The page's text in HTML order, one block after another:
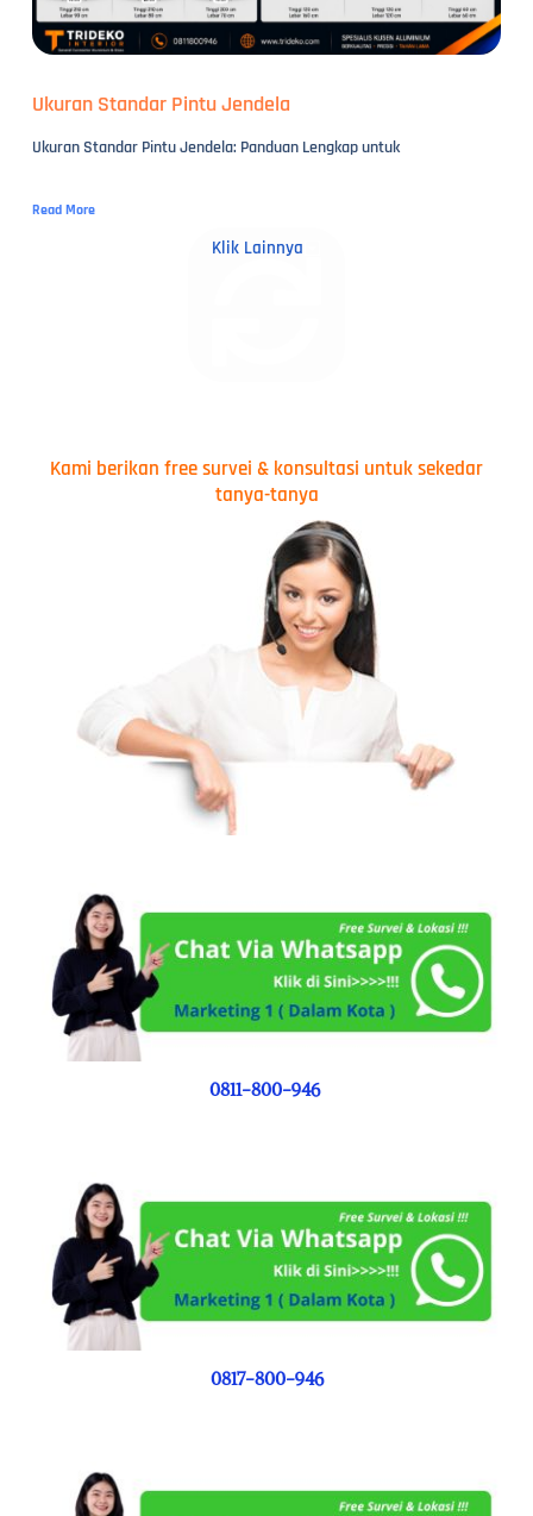
Ukuran Standar Pintu Jendela
Ukuran Standar Pintu Jendela: Panduan Lengkap untuk
Read More
Klik Lainnya
Kami berikan free survei & konsultasi untuk sekedar
tanya-tanya
0811-800-946
0817-800-946